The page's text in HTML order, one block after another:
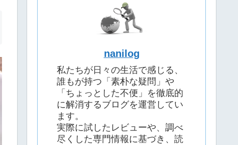
nanilog
私たちが日々の生活で感じる、
誰もが持つ「素朴な疑問」や
「ちょっとした不便」を徹底的
に解消するブログを運営してい
ます。
実際に試したレビューや、調べ
尽くした専門情報に基づき、読